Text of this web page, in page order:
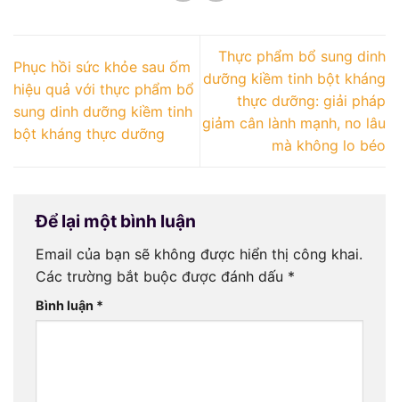
Phục hồi sức khỏe sau ốm
hiệu quả với thực phẩm bổ
sung dinh dưỡng kiềm tinh
bột kháng thực dưỡng
Thực phẩm bổ sung dinh
dưỡng kiềm tinh bột kháng
thực dưỡng: giải pháp
giảm cân lành mạnh, no lâu
mà không lo béo
Để lại một bình luận
Email của bạn sẽ không được hiển thị công khai.
Các trường bắt buộc được đánh dấu *
Bình luận *